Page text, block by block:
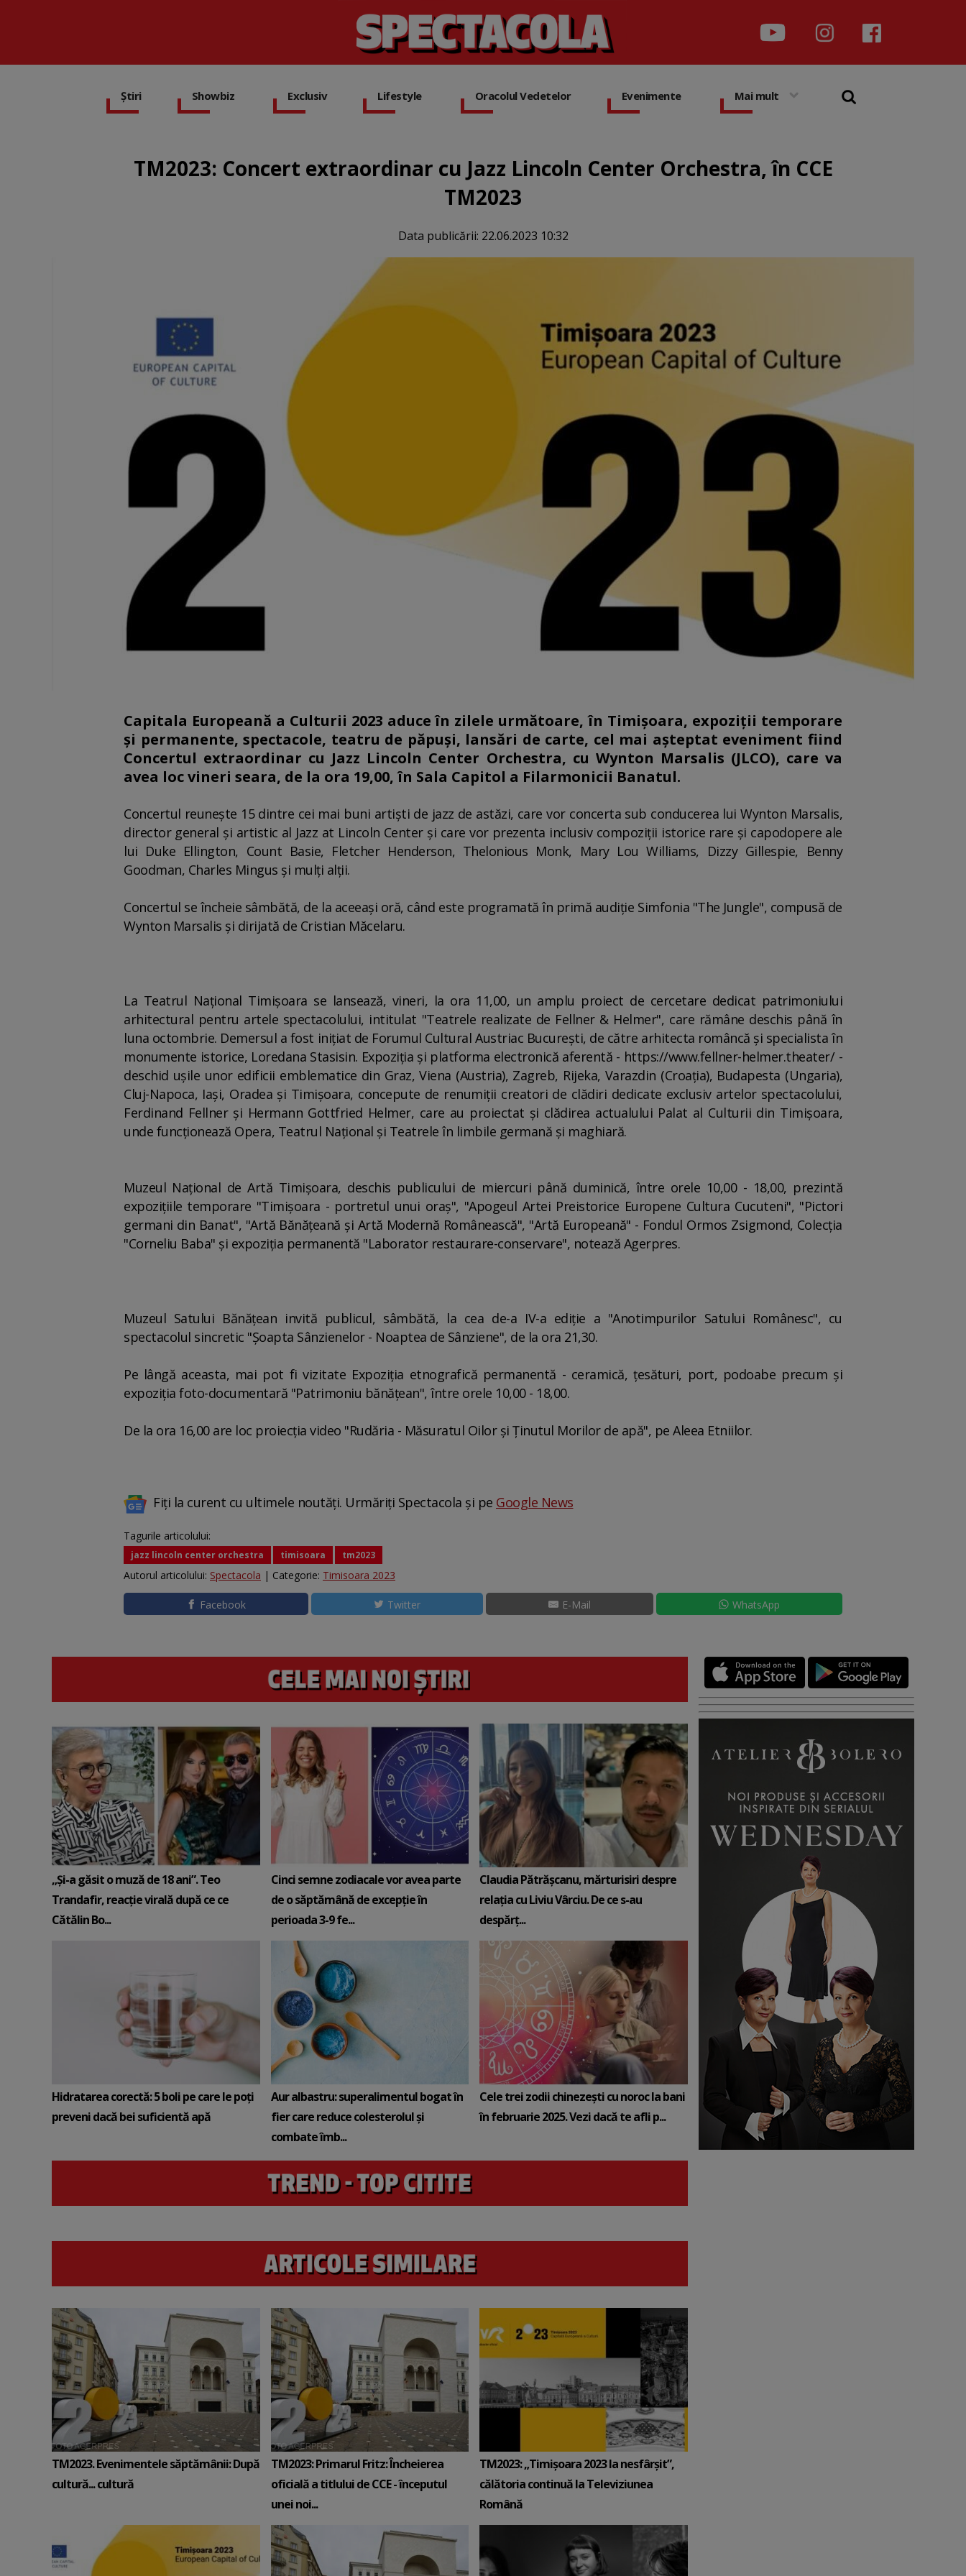
Știri Showbiz Exclusiv Lifestyle Oracolul Vedetelor Evenimente Mai mult
TM2023: Concert extraordinar cu Jazz Lincoln Center Orchestra, în CCE
TM2023
Data publicării: 22.06.2023 10:32
Capitala Europeană a Culturii 2023 aduce în zilele următoare, în Timişoara, expoziţii temporare
şi permanente, spectacole, teatru de păpuşi, lansări de carte, cel mai aşteptat eveniment fiind
Concertul extraordinar cu Jazz Lincoln Center Orchestra, cu Wynton Marsalis (JLCO), care va
avea loc vineri seara, de la ora 19,00, în Sala Capitol a Filarmonicii Banatul.
Concertul reuneşte 15 dintre cei mai buni artişti de jazz de astăzi, care vor concerta sub conducerea lui Wynton Marsalis,
director general şi artistic al Jazz at Lincoln Center şi care vor prezenta inclusiv compoziţii istorice rare şi capodopere ale
lui Duke Ellington, Count Basie, Fletcher Henderson, Thelonious Monk, Mary Lou Williams, Dizzy Gillespie, Benny
Goodman, Charles Mingus şi mulţi alţii.
Concertul se încheie sâmbătă, de la aceeaşi oră, când este programată în primă audiţie Simfonia "The Jungle", compusă de
Wynton Marsalis şi dirijată de Cristian Măcelaru.
La Teatrul Naţional Timişoara se lansează, vineri, la ora 11,00, un amplu proiect de cercetare dedicat patrimoniului
arhitectural pentru artele spectacolului, intitulat "Teatrele realizate de Fellner & Helmer", care rămâne deschis până în
luna octombrie. Demersul a fost iniţiat de Forumul Cultural Austriac Bucureşti, de către arhitecta româncă şi specialista în
monumente istorice, Loredana Stasisin. Expoziţia şi platforma electronică aferentă - https://www.fellner-helmer.theater/ -
deschid uşile unor edificii emblematice din Graz, Viena (Austria), Zagreb, Rijeka, Varazdin (Croaţia), Budapesta (Ungaria),
Cluj-Napoca, Iaşi, Oradea şi Timişoara, concepute de renumiţii creatori de clădiri dedicate exclusiv artelor spectacolului,
Ferdinand Fellner şi Hermann Gottfried Helmer, care au proiectat şi clădirea actualului Palat al Culturii din Timişoara,
unde funcţionează Opera, Teatrul Naţional şi Teatrele în limbile germană şi maghiară.
Muzeul Naţional de Artă Timişoara, deschis publicului de miercuri până duminică, între orele 10,00 - 18,00, prezintă
expoziţiile temporare "Timişoara - portretul unui oraş", "Apogeul Artei Preistorice Europene Cultura Cucuteni", "Pictori
germani din Banat", "Artă Bănăţeană şi Artă Modernă Românească", "Artă Europeană" - Fondul Ormos Zsigmond, Colecţia
"Corneliu Baba" şi expoziţia permanentă "Laborator restaurare-conservare", notează Agerpres.
Muzeul Satului Bănăţean invită publicul, sâmbătă, la cea de-a IV-a ediţie a "Anotimpurilor Satului Românesc", cu
spectacolul sincretic "Şoapta Sânzienelor - Noaptea de Sânziene", de la ora 21,30.
Pe lângă aceasta, mai pot fi vizitate Expoziţia etnografică permanentă - ceramică, ţesături, port, podoabe precum şi
expoziţia foto-documentară "Patrimoniu bănăţean", între orele 10,00 - 18,00.
De la ora 16,00 are loc proiecţia video "Rudăria - Măsuratul Oilor şi Ţinutul Morilor de apă", pe Aleea Etniilor.
Fiți la curent cu ultimele noutăți. Urmăriți Spectacola și pe Google News
Tagurile articolului:
jazz lincoln center orchestra timisoara tm2023
Autorul articolului: Spectacola | Categorie: Timisoara 2023
Facebook Twitter E-Mail WhatsApp
„Și-a găsit o muză de 18 ani”. Teo
Trandafir, reacție virală după ce ce
Cătălin Bo...
Cinci semne zodiacale vor avea parte
de o săptămână de excepție în
perioada 3-9 fe...
Claudia Pătrășcanu, mărturisiri despre
relația cu Liviu Vârciu. De ce s-au
despărț...
Hidratarea corectă: 5 boli pe care le poți
preveni dacă bei suficientă apă
Aur albastru: superalimentul bogat în
fier care reduce colesterolul și
combate îmb...
Cele trei zodii chinezești cu noroc la bani
în februarie 2025. Vezi dacă te afli p...
TM2023. Evenimentele săptămânii: După
cultură... cultură
TM2023: Primarul Fritz: Încheierea
oficială a titlului de CCE - începutul
unei noi...
TM2023: „Timişoara 2023 la nesfârşit”,
călătoria continuă la Televiziunea
Română